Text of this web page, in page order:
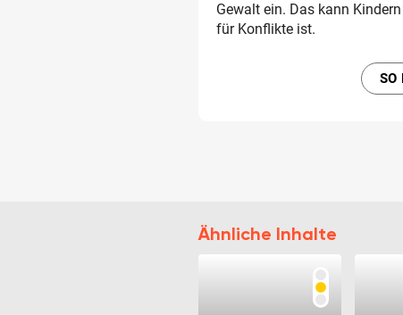
Gewalt ein. Das kann
für Konflikte ist.
SO
Ähnliche Inhalte